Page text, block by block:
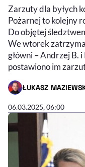
Zarzuty dla byłych
Pożarnej to kolejny
Do objętej
We wtorek
główni – Andrzej B.
postawiono im
ŁUKASZ
- AUTOR ARTYKUŁU -
06.03.2025, 06:00